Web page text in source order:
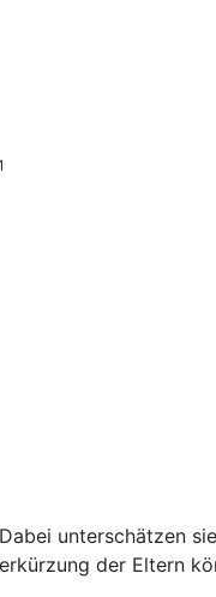
unterschätzen
der Eltern